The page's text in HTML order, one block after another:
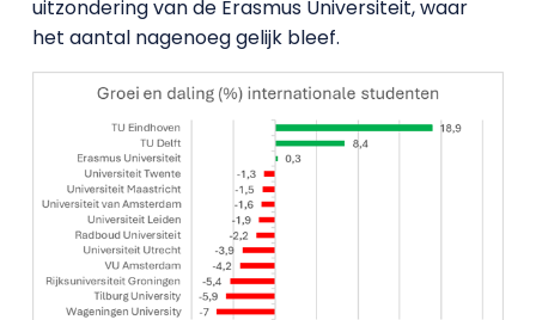
uitzondering van de Erasmus Universiteit, waar
het aantal nagenoeg gelijk bleef.